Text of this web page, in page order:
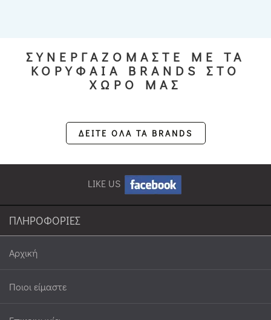
ΣΥΝΕΡΓΑΖΟΜΑΣΤΕ ΜΕ ΤΑ
ΚΟΡΥΦΑΙΑ BRANDS ΣΤΟ
ΧΩΡΟ ΜΑΣ
ΔΕΙΤΕ ΟΛΑ ΤΑ BRANDS
LIKE US
ΠΛΗΡΟΦΟΡΙΕΣ
Αρχική
Ποιοι είμαστε